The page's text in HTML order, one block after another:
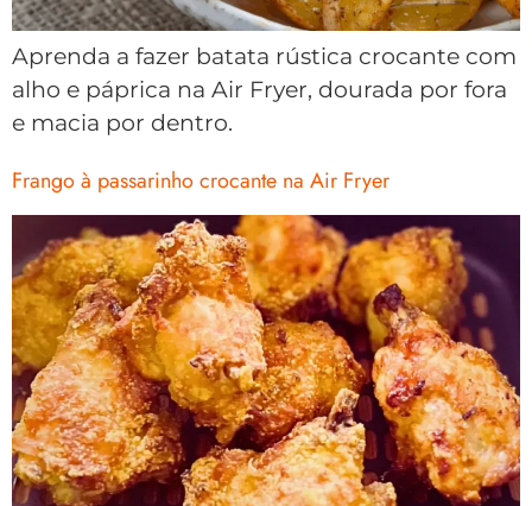
Aprenda a fazer batata rústica crocante com
alho e páprica na Air Fryer, dourada por fora
e macia por dentro.
Frango à passarinho crocante na Air Fryer